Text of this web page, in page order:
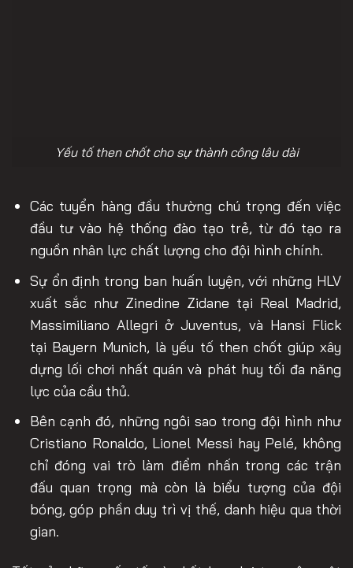
Yếu tố then chốt cho sự thành công lâu dài
Các tuyển hàng đầu thường chú trọng đến việc
đầu tư vào hệ thống đào tạo trẻ, từ đó tạo ra
nguồn nhân lực chất lượng cho đội hình chính.
Sự ổn định trong ban huấn luyện, với những HLV
xuất sắc như Zinedine Zidane tại Real Madrid,
Massimiliano Allegri ở Juventus, và Hansi Flick
tại Bayern Munich, là yếu tố then chốt giúp xây
dựng lối chơi nhất quán và phát huy tối đa năng
lực của cầu thủ.
Bên cạnh đó, những ngôi sao trong đội hình như
Cristiano Ronaldo, Lionel Messi hay Pelé, không
chỉ đóng vai trò làm điểm nhấn trong các trận
đấu quan trọng mà còn là biểu tượng của đội
bóng, góp phần duy trì vị thế, danh hiệu qua thời
gian.